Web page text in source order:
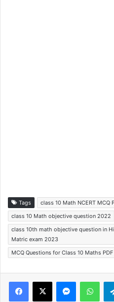
Tags
class 10 Math NCERT MCQ
class 10 Math objective question 2022
class 10th math objective question in
Matric exam 2023
MCQ Questions for Class 10 Maths
Facebook
X Messenger